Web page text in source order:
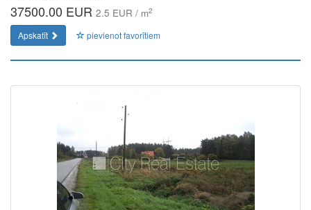
37500.00 EUR 2.5 EUR / m2
Apskatīt pievienot favorītiem